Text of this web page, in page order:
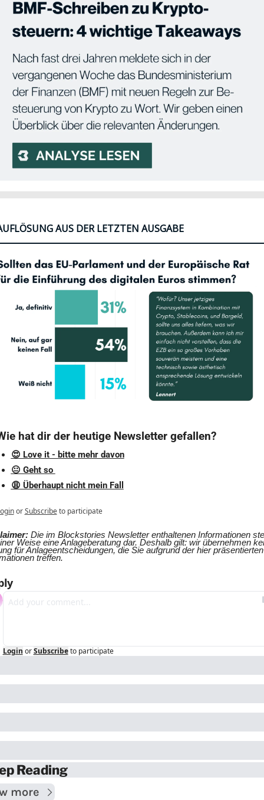
AUS DER LETZTEN AUSGABE
hat dir der heutige Newsletter gefallen?
😍 Love it - bitte mehr davon
😐 Geht so
😩 Überhaupt nicht mein Fall
or Subscribe to participate
Die im Blockstories Newsletter enthaltenen Informationen
Weise eine Anlageberatung dar. Deshalb gilt: wir übernehmen
für Anlageentscheidungen, die Sie aufgrund der hier präsentierten
treffen.
Login or Subscribe to participate
Reading
more